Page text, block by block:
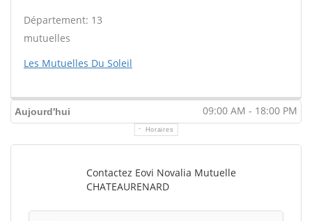
Département: 13
mutuelles
Les Mutuelles Du Soleil
Aujourd'hui 09:00 AM - 18:00 PM
Horaires
Contactez Eovi Novalia Mutuelle
CHATEAURENARD